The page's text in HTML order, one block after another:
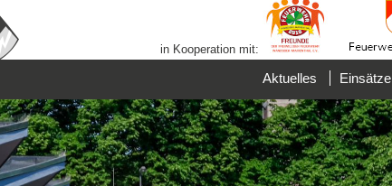
in Kooperation mit:
Aktuelles Einsätze